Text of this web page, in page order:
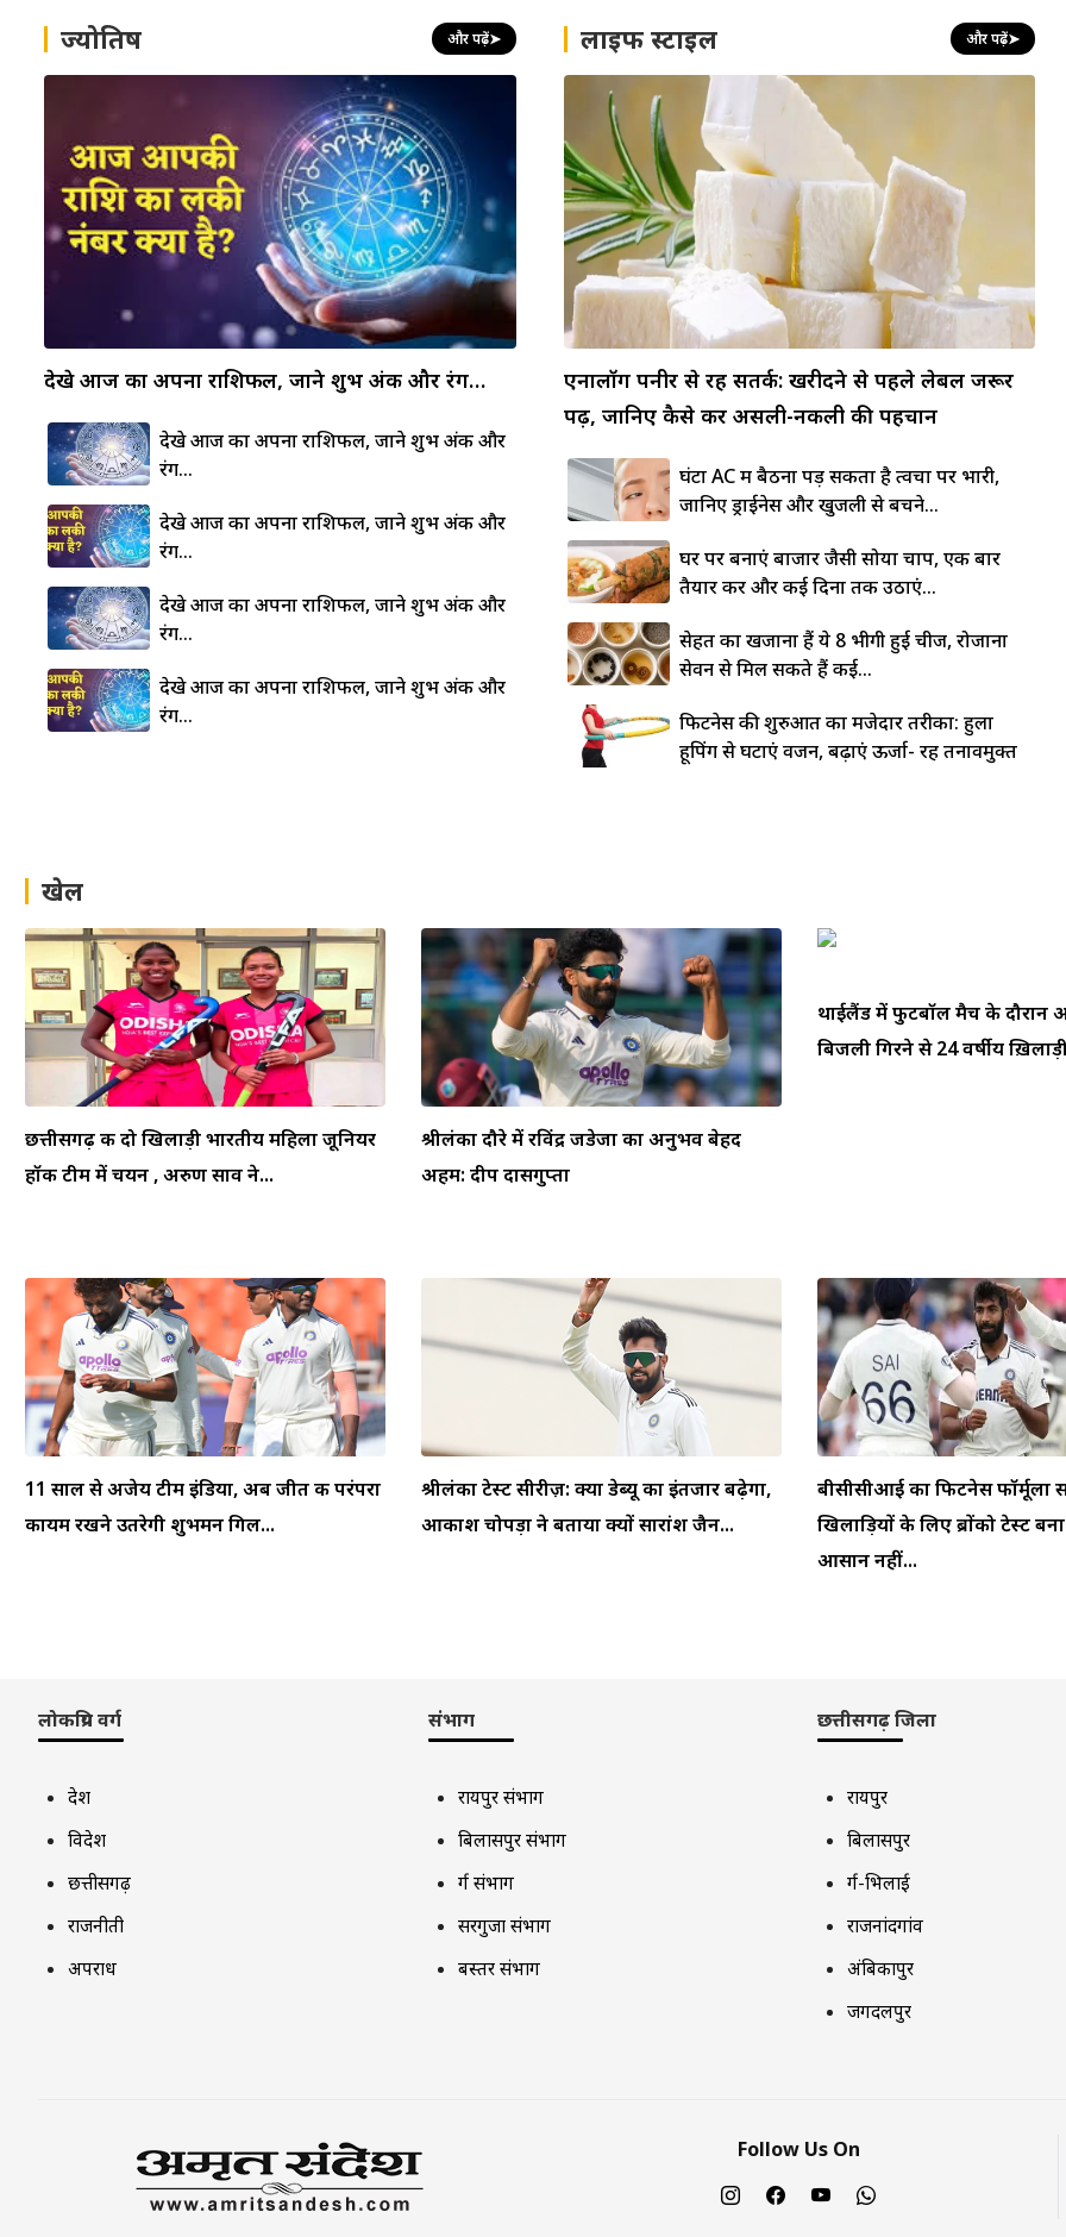
ज्योतिष और पढ़ें➤
देखे आज का अपना राशिफल, जाने शुभ अंक और रंग…
देखे आज का अपना राशिफल, जाने शुभ अंक और
रंग…
देखे आज का अपना राशिफल, जाने शुभ अंक और
रंग…
देखे आज का अपना राशिफल, जाने शुभ अंक और
रंग…
देखे आज का अपना राशिफल, जाने शुभ अंक और
रंग…
लाइफ स्टाइल और पढ़ें➤
एनालॉग पनीर से रहें सतर्क: खरीदने से पहले लेबल जरूर
पढ़ें, जानिए कैसे करें असली-नकली की पहचान
घंटों AC में बैठना पड़ सकता है त्वचा पर भारी,
जानिए ड्राईनेस और खुजली से बचने...
घर पर बनाएं बाजार जैसी सोया चाप, एक बार
तैयार करें और कई दिनों तक उठाएं...
सेहत का खजाना हैं ये 8 भीगी हुई चीजें, रोजाना
सेवन से मिल सकते हैं कई...
फिटनेस की शुरुआत का मजेदार तरीका: हुला
हूपिंग से घटाएं वजन, बढ़ाएं ऊर्जा- रहें तनावमुक्त
खेल
छत्तीसगढ़ की दो खिलाड़ी भारतीय महिला जूनियर
हॉकी टीम में चयन , अरुण साव ने...
श्रीलंका दौरे में रविंद्र जडेजा का अनुभव बेहद
अहम: दीप दासगुप्ता
थाईलैंड में फुटबॉल मैच के दौरान
बिजली गिरने से 24 वर्षीय
11 साल से अजेय टीम इंडिया, अब जीत की परंपरा
कायम रखने उतरेगी शुभमन गिल...
श्रीलंका टेस्ट सीरीज़: क्या डेब्यू का इंतजार बढ़ेगा,
आकाश चोपड़ा ने बताया क्यों सारांश जैन...
बीसीसीआई का फिटनेस फॉर्मूला
खिलाड़ियों के लिए ब्रोंको टेस्ट
आसान नहीं...
लोकप्रिय वर्ग
देश
विदेश
छत्तीसगढ़
राजनीती
अपराध
संभाग
रायपुर संभाग
बिलासपुर संभाग
दुर्ग संभाग
सरगुजा संभाग
बस्तर संभाग
छत्तीसगढ़ जिला
रायपुर
बिलासपुर
दुर्ग-भिलाई
राजनांदगांव
अंबिकापुर
जगदलपुर
Follow Us On